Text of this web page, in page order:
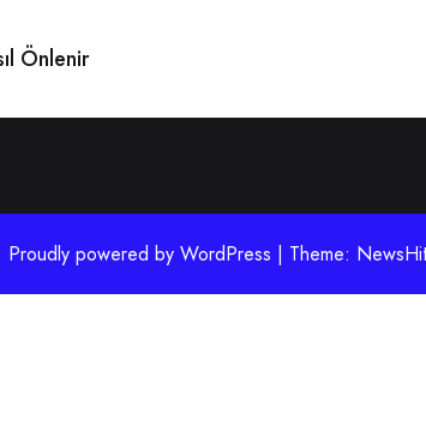
Önlenir
Proudly powered by WordPress | Theme: